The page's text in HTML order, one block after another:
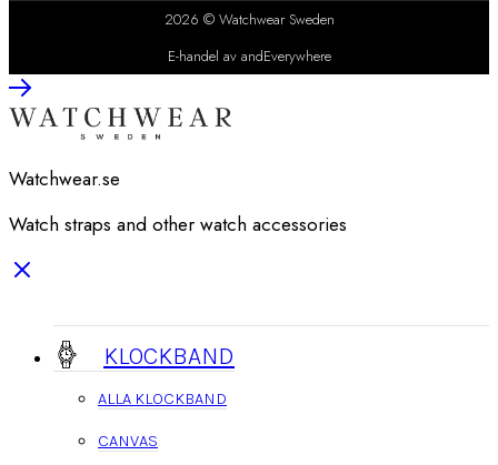
2026 © Watchwear Sweden
E-handel av andEverywhere
Watchwear.se
Watch straps and other watch accessories
KLOCKBAND
ALLA KLOCKBAND
CANVAS